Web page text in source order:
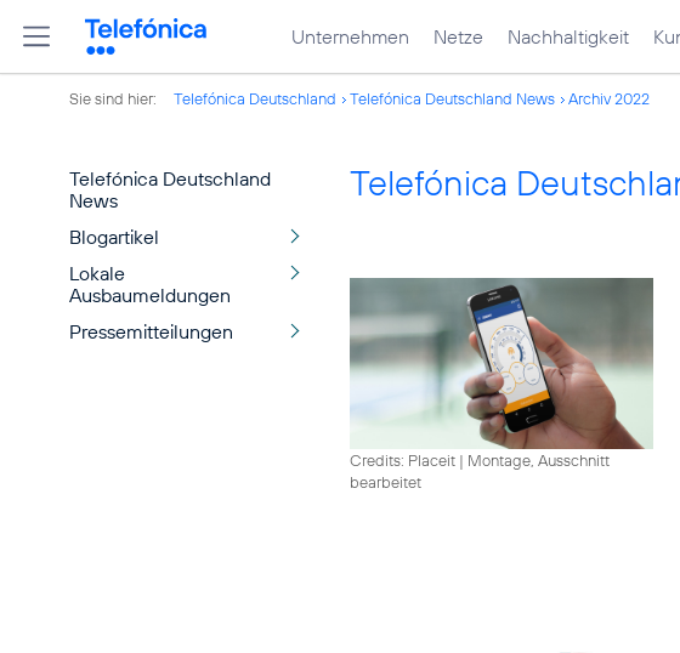
Unternehmen Netze Nachhaltigkeit
Sie sind hier: Telefónica Deutschland Telefónica Deutschland News Archiv 2022
Telefónica Deutschland
News
Blogartikel
Lokale
Ausbaumeldungen
Pressemitteilungen
Telefónica
Credits: Placeit | Montage, Ausschnitt
bearbeitet